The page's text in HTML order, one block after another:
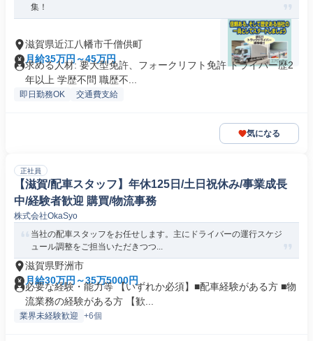
集！
滋賀県近江八幡市千僧供町
月給35万円～45万円
求める人材: 要大型免許、フォークリフト免許 ドライバー歴2
年以上 学歴不問 職歴不...
即日勤務OK 交通費支給
気になる
正社員
【滋賀/配車スタッフ】年休125日/土日祝休み/事業成長
中/経験者歓迎 購買/物流事務
株式会社OkaSyo
当社の配車スタッフをお任せします。主にドライバーの運行スケジ
ュール調整をご担当いただきつつ...
滋賀県野洲市
月給30万円～35万5000円
必要な経験・能力等 【いずれか必須】■配車経験がある方 ■物
流業務の経験がある方 【歓...
業界未経験歓迎 +6個